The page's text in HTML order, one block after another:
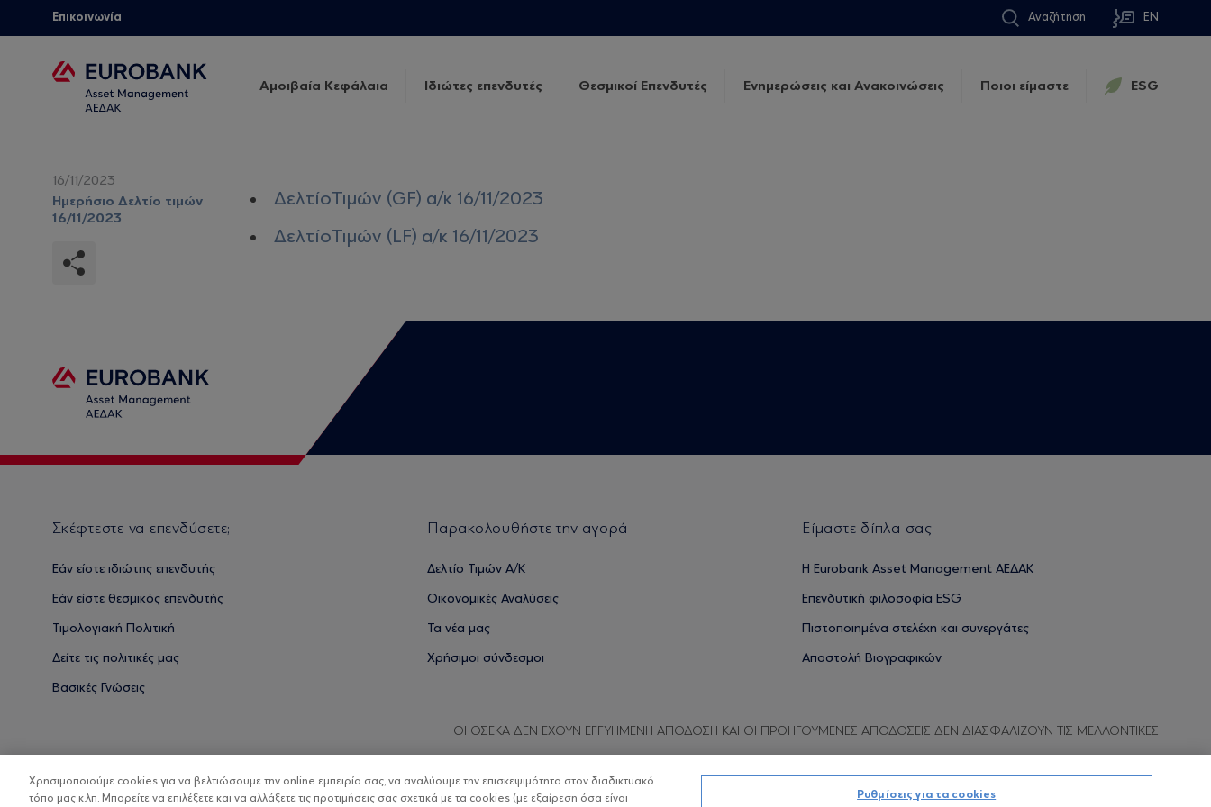
Επικοινωνία Αναζήτηση EN
Αμοιβαία Κεφάλαια Ιδιώτες επενδυτές Θεσμικοί Επενδυτές Ενημερώσεις και Ανακοινώσεις Ποιοι είμαστε ESG
16/11/2023
Ημερήσιο Δελτίο τιμών
16/11/2023
ΔελτίοΤιμών (GF) α/κ 16/11/2023
ΔελτίοΤιμών (LF) α/κ 16/11/2023
Σκέφτεστε να επενδύσετε;
Εάν είστε ιδιώτης επενδυτής
Εάν είστε θεσμικός επενδυτής
Τιμολογιακή Πολιτική
Δείτε τις πολιτικές μας
Βασικές Γνώσεις
Παρακολουθήστε την αγορά
Δελτίο Τιμών Α/Κ
Οικονομικές Αναλύσεις
Τα νέα μας
Χρήσιμοι σύνδεσμοι
Είμαστε δίπλα σας
H Eurobank Asset Management ΑΕΔΑΚ
Επενδυτική φιλοσοφία ESG
Πιστοποιημένα στελέχη και συνεργάτες
Αποστολή Βιογραφικών
ΟΙ ΟΣΕΚΑ ΔΕΝ ΕΧΟΥΝ ΕΓΓΥΗΜΕΝΗ ΑΠΟΔΟΣΗ ΚΑΙ ΟΙ ΠΡΟΗΓΟΥΜΕΝΕΣ ΑΠΟΔΟΣΕΙΣ ΔΕΝ ΔΙΑΣΦΑΛΙΖΟΥΝ ΤΙΣ ΜΕΛΛΟΝΤΙΚΕΣ
Copyright © Eurobank ΑΕΔΑΚ Προστασία Προσωπικών Δεδομένων Όροι χρήσης
Χρησιμοποιούμε cookies για να βελτιώσουμε την online εμπειρία σας, να αναλύουμε την επισκεψιμότητα στον διαδικτυακό
τόπο μας κ.λπ. Μπορείτε να επιλέξετε και να αλλάξετε τις προτιμήσεις σας σχετικά με τα cookies (με εξαίρεση όσα είναι
Ρυθμίσεις για τα cookies